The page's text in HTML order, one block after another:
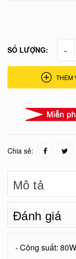
SỐ LƯỢNG: -
THÊM
Chia sẻ:
Mô tả
Đánh giá
- Công suất: